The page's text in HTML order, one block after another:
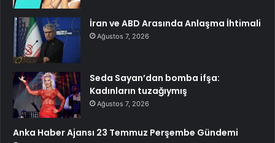
İran ve ABD Arasında Anlaşma İhtimali
Ağustos 7, 2026
Seda Sayan’dan bomba ifşa:
Kadınların tuzağıymış
Ağustos 7, 2026
Anka Haber Ajansı 23 Temmuz Perşembe Gündemi